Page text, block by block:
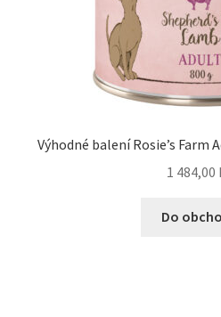
Výhodné balení Rosie’s Farm
1 484,00
Do